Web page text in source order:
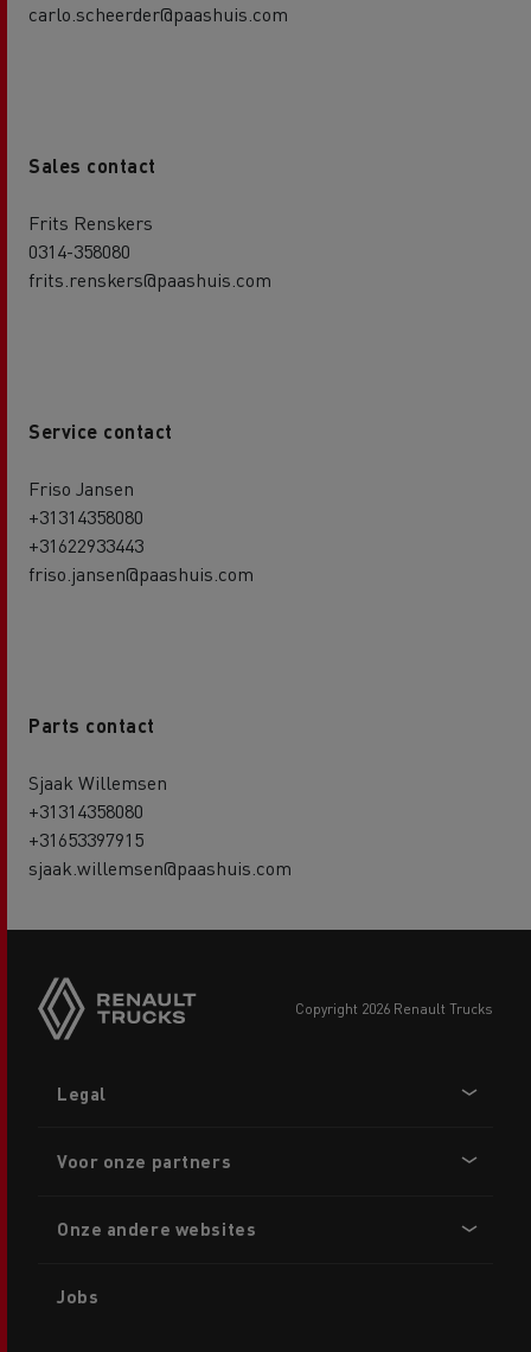
carlo.scheerder@paashuis.com
Sales contact
Frits Renskers
0314-358080
frits.renskers@paashuis.com
Service contact
Friso Jansen
+31314358080
+31622933443
friso.jansen@paashuis.com
Parts contact
Sjaak Willemsen
+31314358080
+31653397915
sjaak.willemsen@paashuis.com
copyright 2026 Renault Trucks
menu
Legal
Voor onze partners
Onze andere websites
Jobs